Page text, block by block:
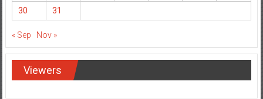
30 31
« Sep Nov »
Viewers